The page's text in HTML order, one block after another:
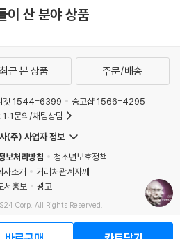
이 산 분야 상품
최근 본 상품 주문/배송
켓 1544-6399
중고샵 1566-4295
문의/채팅상담
(주) 사업자 정보
보처리방침
청소년보호정책
사소개
거래처관계자께
서홍보
광고
Corp. All Rights Reserved.